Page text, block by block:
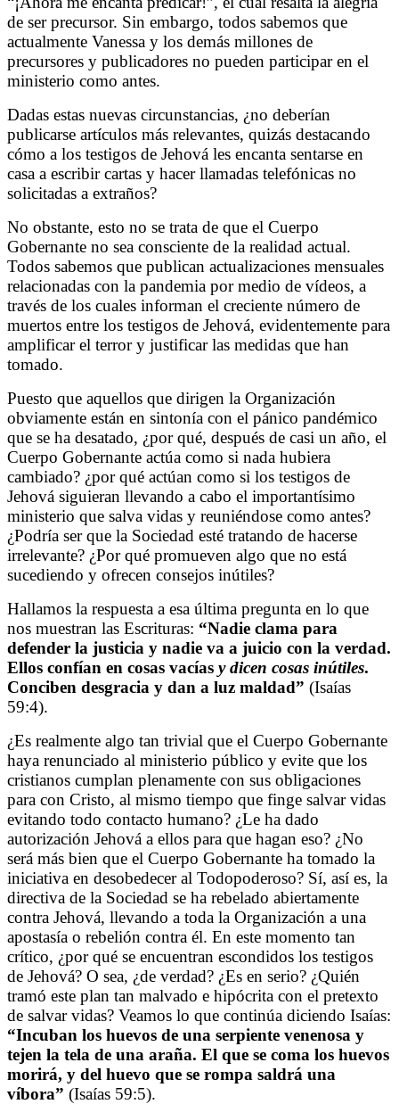
de ser precursor. Sin embargo, todos sabemos que
actualmente Vanessa y los demás millones de
precursores y publicadores no pueden participar en el
ministerio como antes.
Dadas estas nuevas circunstancias, ¿no deberían
publicarse artículos más relevantes, quizás destacando
cómo a los testigos de Jehová les encanta sentarse en
casa a escribir cartas y hacer llamadas telefónicas no
solicitadas a extraños?
No obstante, esto no se trata de que el Cuerpo
Gobernante no sea consciente de la realidad actual.
Todos sabemos que publican actualizaciones mensuales
relacionadas con la pandemia por medio de vídeos, a
través de los cuales informan el creciente número de
muertos entre los testigos de Jehová, evidentemente para
amplificar el terror y justificar las medidas que han
tomado.
Puesto que aquellos que dirigen la Organización
obviamente están en sintonía con el pánico pandémico
que se ha desatado, ¿por qué, después de casi un año, el
Cuerpo Gobernante actúa como si nada hubiera
cambiado? ¿por qué actúan como si los testigos de
Jehová siguieran llevando a cabo el importantísimo
ministerio que salva vidas y reuniéndose como antes?
¿Podría ser que la Sociedad esté tratando de hacerse
irrelevante? ¿Por qué promueven algo que no está
sucediendo y ofrecen consejos inútiles?
Hallamos la respuesta a esa última pregunta en lo que
nos muestran las Escrituras: “Nadie clama para
defender la justicia y nadie va a juicio con la verdad.
Ellos confían en cosas vacías y dicen cosas inútiles.
Conciben desgracia y dan a luz maldad” (Isaías
59:4).
¿Es realmente algo tan trivial que el Cuerpo Gobernante
haya renunciado al ministerio público y evite que los
cristianos cumplan plenamente con sus obligaciones
para con Cristo, al mismo tiempo que finge salvar vidas
evitando todo contacto humano? ¿Le ha dado
autorización Jehová a ellos para que hagan eso? ¿No
será más bien que el Cuerpo Gobernante ha tomado la
iniciativa en desobedecer al Todopoderoso? Sí, así es, la
directiva de la Sociedad se ha rebelado abiertamente
contra Jehová, llevando a toda la Organización a una
apostasía o rebelión contra él. En este momento tan
crítico, ¿por qué se encuentran escondidos los testigos
de Jehová? O sea, ¿de verdad? ¿Es en serio? ¿Quién
tramó este plan tan malvado e hipócrita con el pretexto
de salvar vidas? Veamos lo que continúa diciendo Isaías:
“Incuban los huevos de una serpiente venenosa y
tejen la tela de una araña. El que se coma los huevos
morirá, y del huevo que se rompa saldrá una
víbora” (Isaías 59:5).